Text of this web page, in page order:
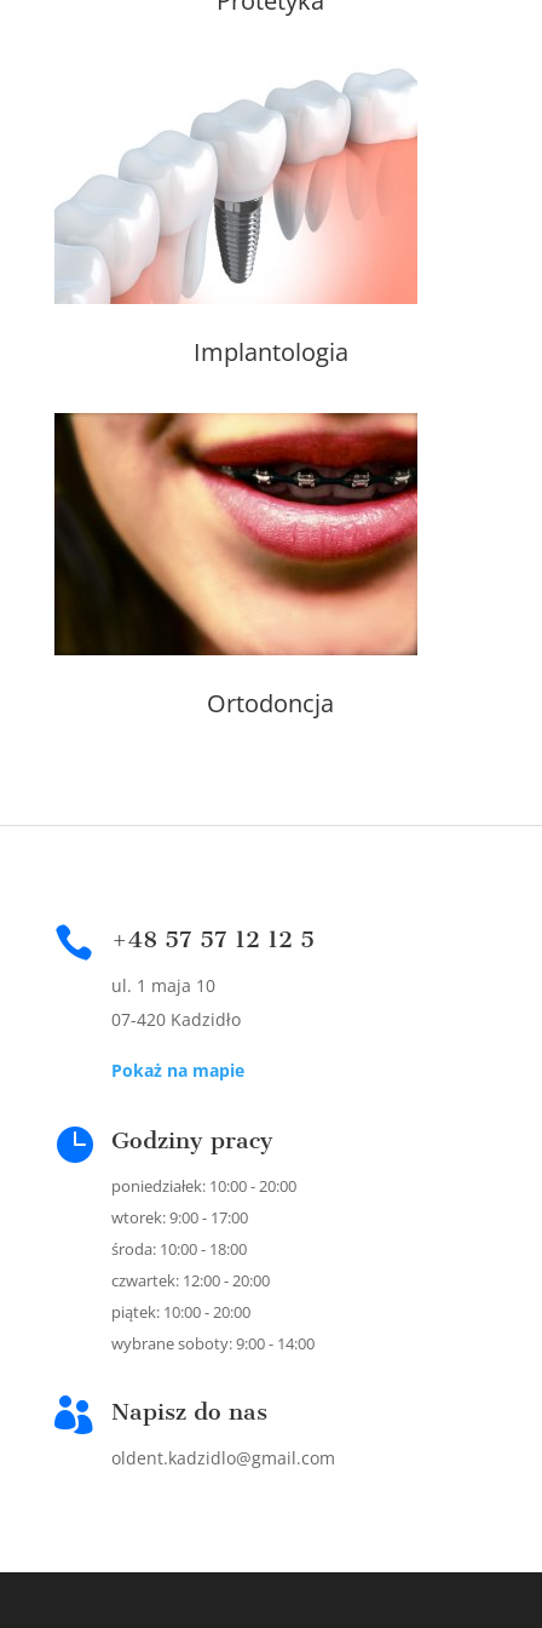
Implantologia
Ortodoncja
 +48 57 57 12 12 5
ul. 1 maja 10
07-420 Kadzidło
Pokaż na mapie
 Godziny pracy
poniedziałek: 10:00 - 20:00
wtorek: 9:00 - 17:00
środa: 10:00 - 18:00
czwartek: 12:00 - 20:00
piątek: 10:00 - 20:00
wybrane soboty: 9:00 - 14:00
 Napisz do nas
oldent.kadzidlo@gmail.com